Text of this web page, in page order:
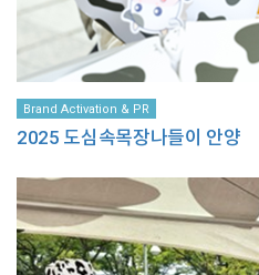
Brand Activation & PR
2025 도심속목장나들이 안양